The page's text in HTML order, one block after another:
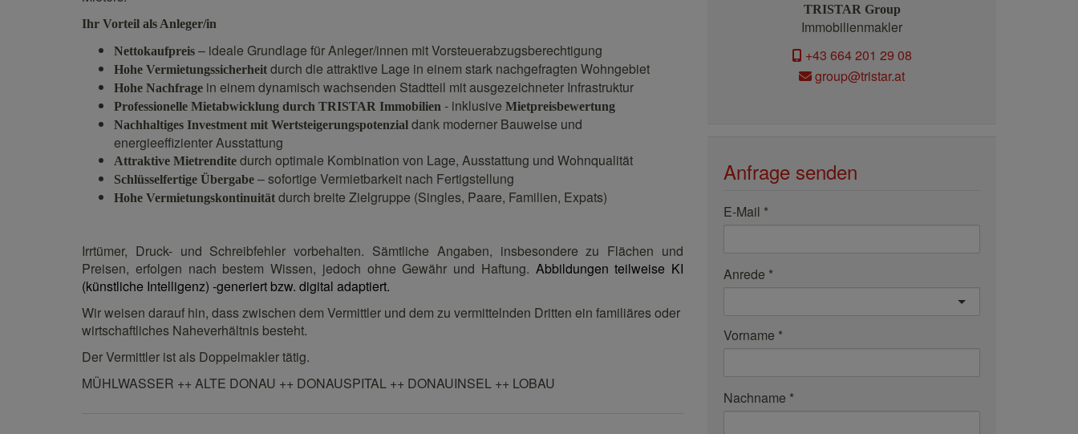
Ihr Vorteil als Anleger/in
Nettokaufpreis – ideale Grundlage für Anleger/innen mit Vorsteuerabzugsberechtigung
Hohe Vermietungssicherheit durch die attraktive Lage in einem stark nachgefragten Wohngebiet
Hohe Nachfrage in einem dynamisch wachsenden Stadtteil mit ausgezeichneter Infrastruktur
Professionelle Mietabwicklung durch TRISTAR Immobilien - inklusive Mietpreisbewertung
Nachhaltiges Investment mit Wertsteigerungspotenzial dank moderner Bauweise und
energieeffizienter Ausstattung
Attraktive Mietrendite durch optimale Kombination von Lage, Ausstattung und Wohnqualität
Schlüsselfertige Übergabe – sofortige Vermietbarkeit nach Fertigstellung
Hohe Vermietungskontinuität durch breite Zielgruppe (Singles, Paare, Familien, Expats)
Irrtümer, Druck- und Schreibfehler vorbehalten. Sämtliche Angaben, insbesondere zu Flächen und
Preisen, erfolgen nach bestem Wissen, jedoch ohne Gewähr und Haftung. Abbildungen teilweise KI
(künstliche Intelligenz) -generiert bzw. digital adaptiert.
Wir weisen darauf hin, dass zwischen dem Vermittler und dem zu vermittelnden Dritten ein familiäres oder
wirtschaftliches Naheverhältnis besteht.
Der Vermittler ist als Doppelmakler tätig.
MÜHLWASSER ++ ALTE DONAU ++ DONAUSPITAL ++ DONAUINSEL ++ LOBAU
TRISTAR Group
Immobilienmakler
+43 664 201 29 08
group@tristar.at
Anfrage senden
E-Mail
Anrede
Vorname
Nachname